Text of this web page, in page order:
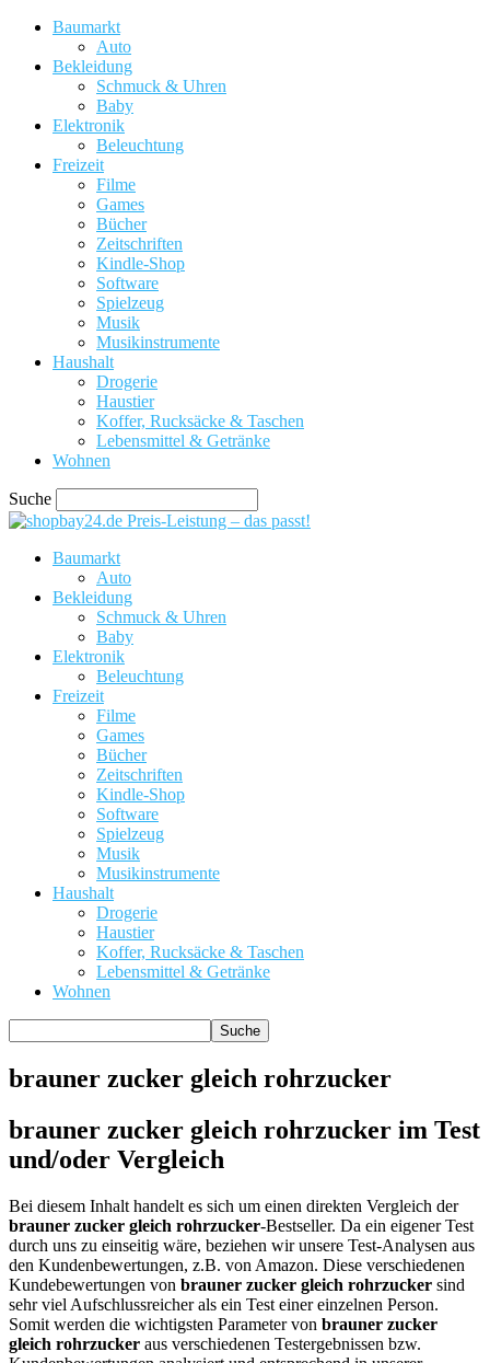
Baumarkt
Auto
Bekleidung
Schmuck & Uhren
Baby
Elektronik
Beleuchtung
Freizeit
Filme
Games
Bücher
Zeitschriften
Kindle-Shop
Software
Spielzeug
Musik
Musikinstrumente
Haushalt
Drogerie
Haustier
Koffer, Rucksäcke & Taschen
Lebensmittel & Getränke
Wohnen
Suche
Preis-Leistung – das passt!
Baumarkt
Auto
Bekleidung
Schmuck & Uhren
Baby
Elektronik
Beleuchtung
Freizeit
Filme
Games
Bücher
Zeitschriften
Kindle-Shop
Software
Spielzeug
Musik
Musikinstrumente
Haushalt
Drogerie
Haustier
Koffer, Rucksäcke & Taschen
Lebensmittel & Getränke
Wohnen
brauner zucker gleich rohrzucker
brauner zucker gleich rohrzucker im Test
und/oder Vergleich
Bei diesem Inhalt handelt es sich um einen direkten Vergleich der
brauner zucker gleich rohrzucker-Bestseller. Da ein eigener Test
durch uns zu einseitig wäre, beziehen wir unsere Test-Analysen aus
den Kundenbewertungen, z.B. von Amazon. Diese verschiedenen
Kundebewertungen von brauner zucker gleich rohrzucker sind
sehr viel Aufschlussreicher als ein Test einer einzelnen Person.
Somit werden die wichtigsten Parameter von brauner zucker
gleich rohrzucker aus verschiedenen Testergebnissen bzw.